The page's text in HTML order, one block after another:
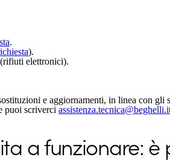
.
).
elettronici).
e aggiornamenti, in linea con gli
puoi scriverci
a funzionare: